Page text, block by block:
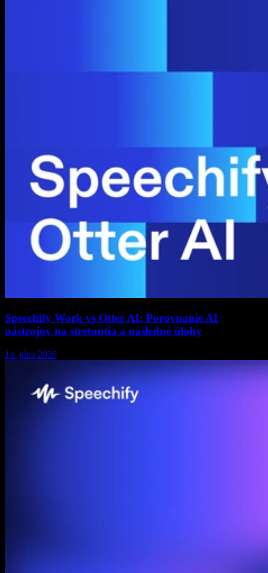
Speechify Work vs Otter AI: Porovnanie AI
nástrojov na stretnutia a následné úlohy
14. júna 2026